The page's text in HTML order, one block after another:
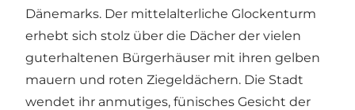
Dänemarks. Der mittelalterliche Glockenturm
erhebt sich stolz über die Dächer der vielen
guterhaltenen Bürgerhäuser mit ihren gelben
mauern und roten Ziegeldächern. Die Stadt
wendet ihr anmutiges, fünisches Gesicht der